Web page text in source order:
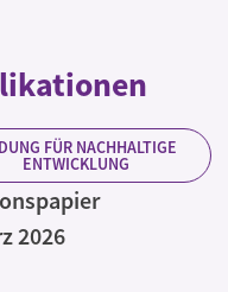
FÜR NACHHALTIGE
ENTWICKLUNG
2026